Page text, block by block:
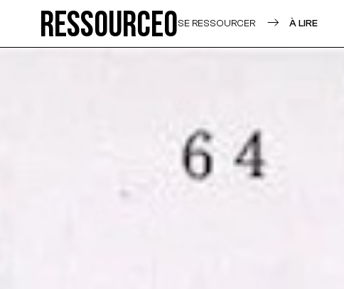
Ressource0SE RESSOURCER À LIRE